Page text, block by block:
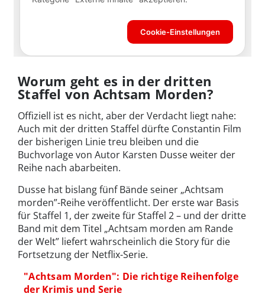
Worum geht es in der dritten
Staffel von Achtsam Morden?
Offiziell ist es nicht, aber der Verdacht liegt nahe:
Auch mit der dritten Staffel dürfte Constantin Film
der bisherigen Linie treu bleiben und die
Buchvorlage von Autor Karsten Dusse weiter der
Reihe nach abarbeiten.
Dusse hat bislang fünf Bände seiner „Achtsam
morden”-Reihe veröffentlicht. Der erste war Basis
für Staffel 1, der zweite für Staffel 2 – und der dritte
Band mit dem Titel „Achtsam morden am Rande
der Welt” liefert wahrscheinlich die Story für die
Fortsetzung der Netflix-Serie.
"Achtsam Morden": Die richtige Reihenfolge
der Krimis und Serie